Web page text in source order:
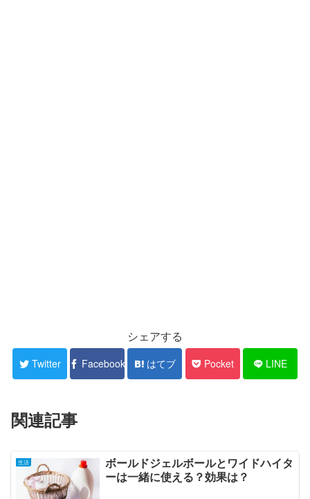
シェアする
Twitter Facebook はてブ Pocket LINE
関連記事
生活
ボールドジェルボールとワイドハイタ
ーは一緒に使える？効果は？